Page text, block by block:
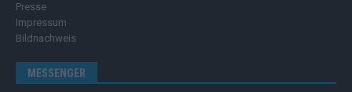
Presse
Impressum
Bildnachweis
MESSENGER